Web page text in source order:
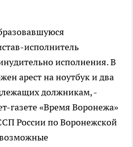
исполнитель
исполнения. В
арест на ноутбук и два
должникам, -
газете «Время Воронежа»
России по Воронежской
возможные